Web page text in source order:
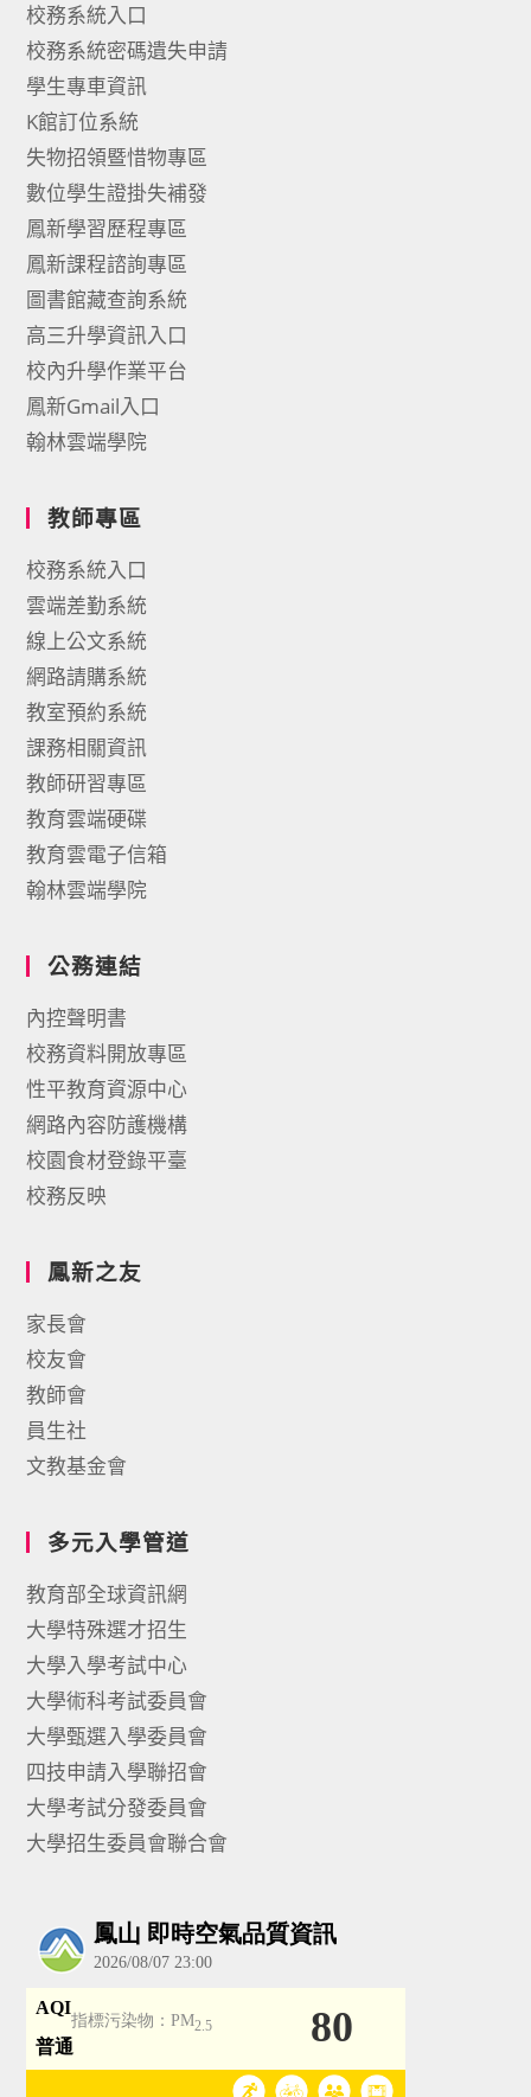
校務系統入口
校務系統密碼遺失申請
學生專車資訊
K館訂位系統
失物招領暨惜物專區
數位學生證掛失補發
鳳新學習歷程專區
鳳新課程諮詢專區
圖書館藏查詢系統
高三升學資訊入口
校內升學作業平台
鳳新Gmail入口
翰林雲端學院
教師專區
校務系統入口
雲端差勤系統
線上公文系統
網路請購系統
教室預約系統
課務相關資訊
教師研習專區
教育雲端硬碟
教育雲電子信箱
翰林雲端學院
公務連結
內控聲明書
校務資料開放專區
性平教育資源中心
網路內容防護機構
校園食材登錄平臺
校務反映
鳳新之友
家長會
校友會
教師會
員生社
文教基金會
多元入學管道
教育部全球資訊網
大學特殊選才招生
大學入學考試中心
大學術科考試委員會
大學甄選入學委員會
四技申請入學聯招會
大學考試分發委員會
大學招生委員會聯合會